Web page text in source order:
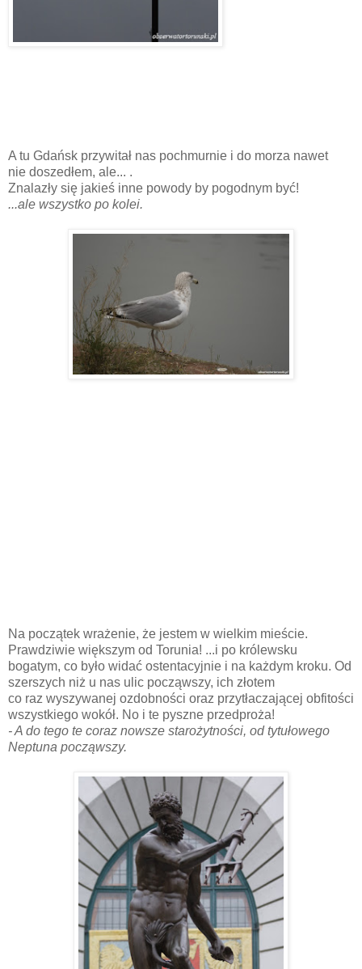
A tu Gdańsk przywitał nas pochmurnie i do morza nawet
nie doszedłem, ale... .
Znalazły się jakieś inne powody by pogodnym być!
...ale wszystko po kolei.
Na początek wrażenie, że jestem w wielkim mieście.
Prawdziwie większym od Torunia! ...i po królewsku
bogatym, co było widać ostentacyjnie i na każdym kroku. Od
szerszych niż u nas ulic począwszy, ich złotem
co raz wyszywanej ozdobności oraz przytłaczającej obfitości
wszystkiego wokół. No i te pyszne przedproża!
- A do tego te coraz nowsze starożytności, od tytułowego
Neptuna począwszy.